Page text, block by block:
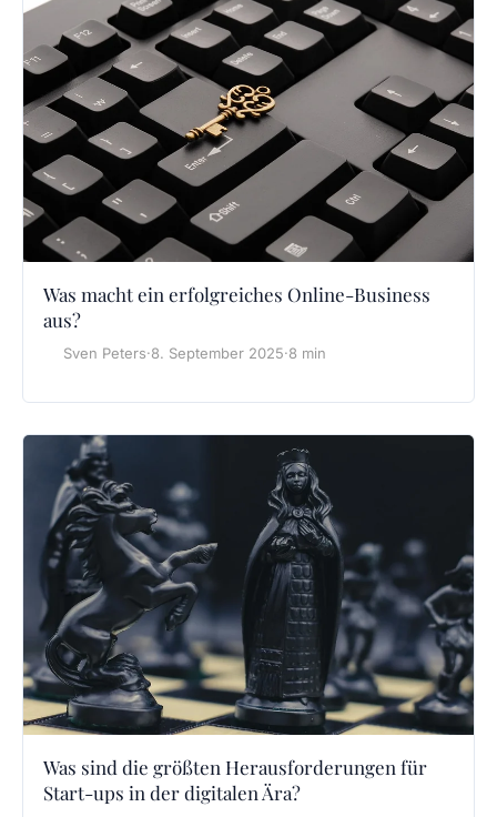
Was macht ein erfolgreiches Online-Business
aus?
Sven Peters·8. September 2025·8 min
Was sind die größten Herausforderungen für
Start-ups in der digitalen Ära?